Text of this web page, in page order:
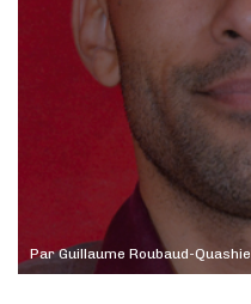
ParGuillaume Roubaud-Quashie